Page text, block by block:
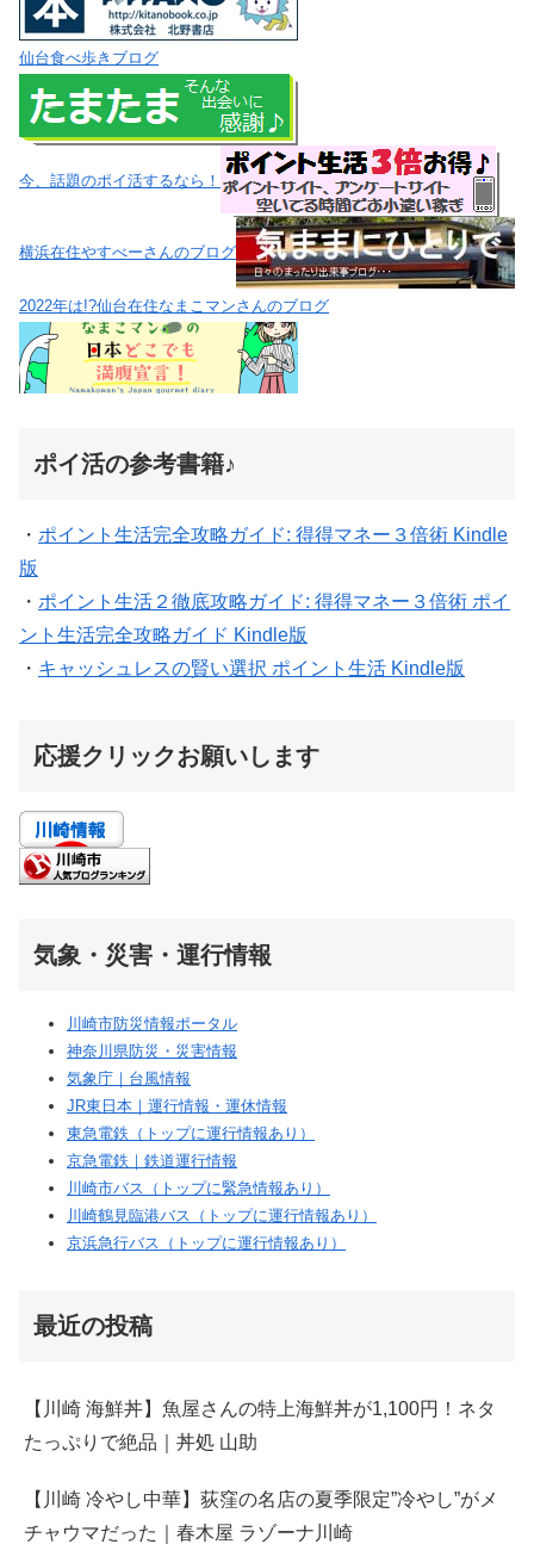
仙台食べ歩きブログ
今、話題のポイ活するなら！
横浜在住やすべーさんのブログ
2022年は!?仙台在住なまこマンさんのブログ
ポイ活の参考書籍♪
・ ポイント生活完全攻略ガイド: 得得マネー３倍術 Kindle
版
・ ポイント生活２徹底攻略ガイド: 得得マネー３倍術 ポイ
ント生活完全攻略ガイド Kindle版
・ キャッシュレスの賢い選択 ポイント生活 Kindle版
応援クリックお願いします
気象・災害・運行情報
川崎市防災情報ポータル
神奈川県防災・災害情報
気象庁｜台風情報
JR東日本｜運行情報・運休情報
東急電鉄（トップに運行情報あり）
京急電鉄｜鉄道運行情報
川崎市バス（トップに緊急情報あり）
川崎鶴見臨港バス（トップに運行情報あり）
京浜急行バス（トップに運行情報あり）
最近の投稿
【川崎 海鮮丼】魚屋さんの特上海鮮丼が1,100円！ネタ
たっぷりで絶品｜丼処 山助
【川崎 冷やし中華】荻窪の名店の夏季限定”冷やし”がメ
チャウマだった｜春木屋 ラゾーナ川崎